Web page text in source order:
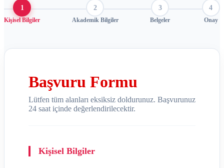
1
Kişisel Bilgiler
2
Akademik Bilgiler
3
Belgeler
4
Onay
Başvuru Formu
Lütfen tüm alanları eksiksiz doldurunuz. Başvurunuz
24 saat içinde değerlendirilecektir.
Kişisel Bilgiler